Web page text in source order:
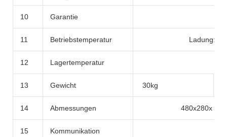
10 Garantie
11 Betriebstemperatur Ladung: 0
12 Lagertemperatur
13 Gewicht 30kg
14 Abmessungen 480x280x
15 Kommunikation